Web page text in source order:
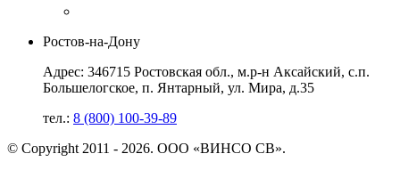
Ростов-на-Дону
Адрес: 346715 Ростовская обл., м.р-н Аксайский, с.п.
Большелогское, п. Янтарный, ул. Мира, д.35
тел.: 8 (800) 100-39-89
© Copyright 2011 - 2026. ООО «ВИНСО СВ».